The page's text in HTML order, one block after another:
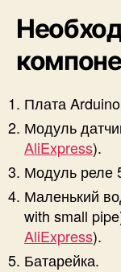
Плата
Модуль
AliExpress).
Модуль реле
Маленький
with small
AliExpress).
Батарейка.